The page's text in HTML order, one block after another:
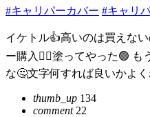
#キャリパーカバー #キャリ
イケトル👍高いのは買えな
ー購入🤷‍♂️塗ってやった🟢
な🤔文字何すれば良いかよ
thumb_up 134
comment22